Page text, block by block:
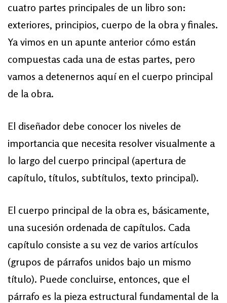
cuatro partes principales de un libro son:
exteriores, principios, cuerpo de la obra y finales.
Ya vimos en un apunte anterior cómo están
compuestas cada una de estas partes, pero
vamos a detenernos aquí en el cuerpo principal
de la obra.
El diseñador debe conocer los niveles de
importancia que necesita resolver visualmente a
lo largo del cuerpo principal (apertura de
capítulo, títulos, subtítulos, texto principal).
El cuerpo principal de la obra es, básicamente,
una sucesión ordenada de capítulos. Cada
capítulo consiste a su vez de varios artículos
(grupos de párrafos unidos bajo un mismo
título). Puede concluirse, entonces, que el
párrafo es la pieza estructural fundamental de la